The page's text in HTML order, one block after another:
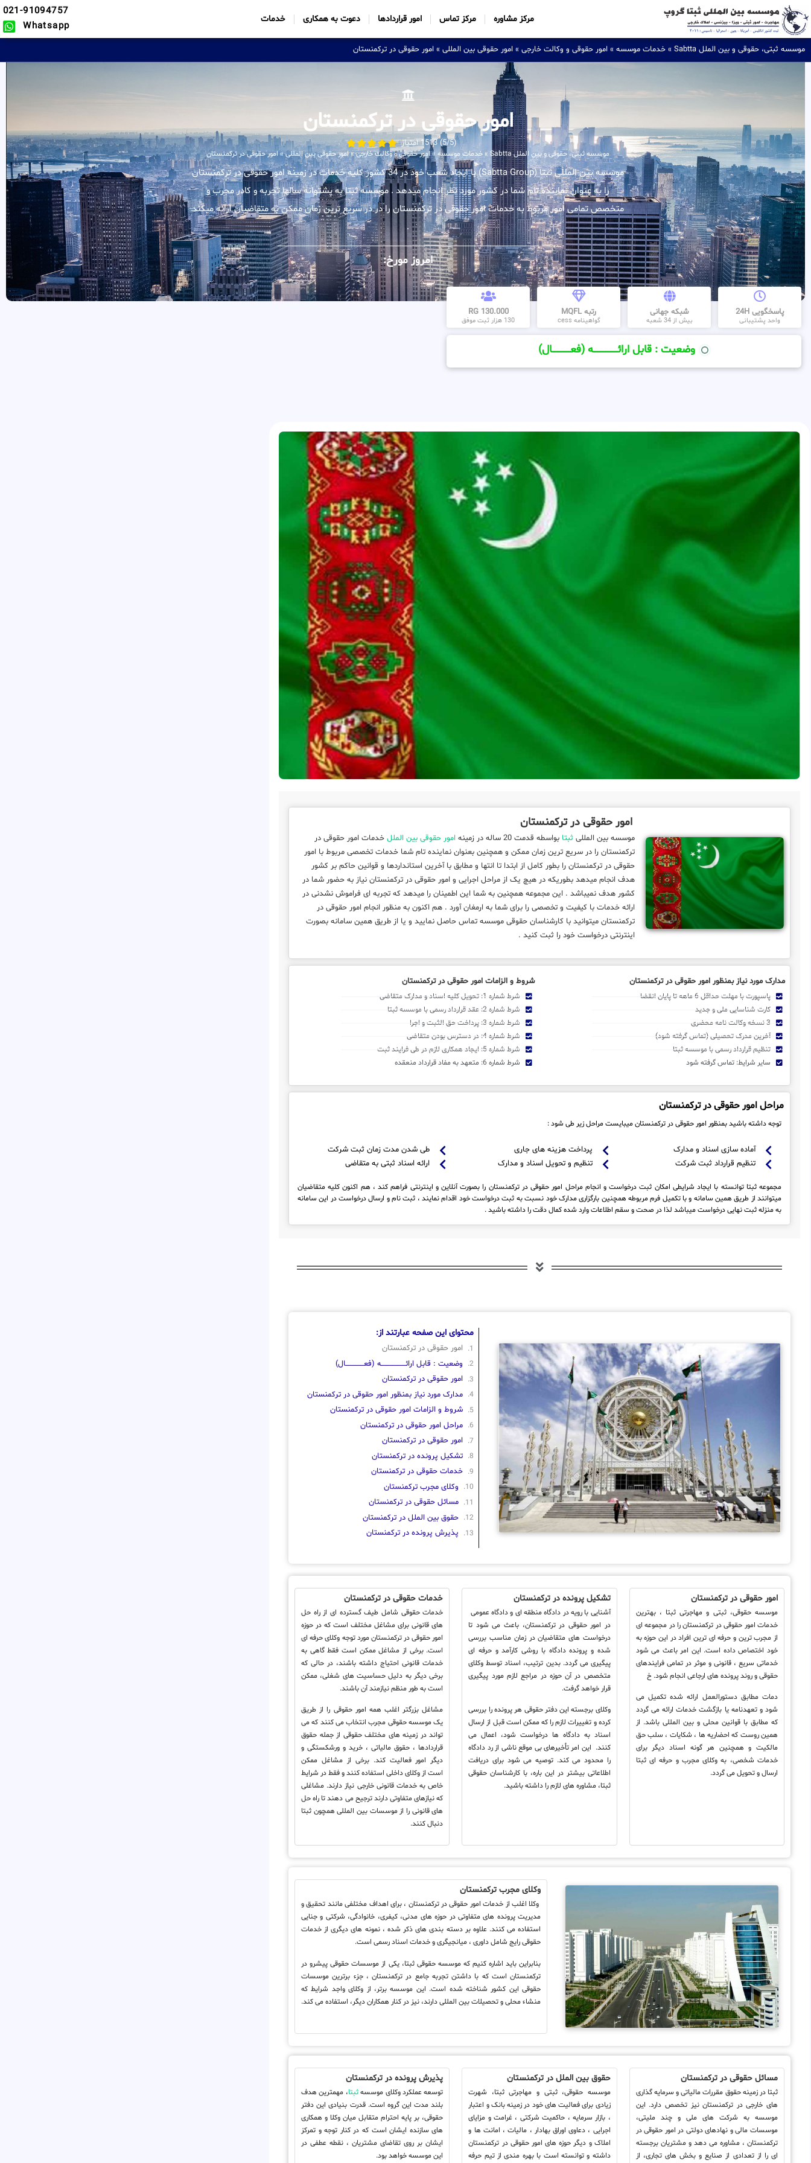
مرکز مشاوره مرکز تماس امور قراردادها دعوت به همکاری خدمات
021-91094757
Whatsapp
موسسه ثبتی، حقوقی و بین الملل Sabtta » خدمات موسسه » امور حقوقی و وکالت خارجی » امور حقوقی بین المللی » امور حقوقی در ترکمنستان
امور حقوقی در ترکمنستان
(5/5) 1513 امتیاز
موسسه ثبتی، حقوقی و بین الملل Sabtta » خدمات موسسه»امور حقوقی و وکالت خارجی»امور حقوقی بین المللی»امور حقوقی در ترکمنستان
موسسه بین المللی ثبتا (Sabtta Group) با ایجاد شعب خود در 34 کشور کلیه خدمات در زمینه امور حقوقی در ترکمنستان
را به عنوان نماینده تام شما در کشور مورد نظر انجام میدهد . موسسه ثبتا به پشتوانه سالها تجربه و کادر مجرب و
متخصص تمامی امور مربوط به خدمات امور حقوقی در ترکمنستان را در در سریع ترین زمان ممکن به متقاضیان ارائه میکند
.
امروز مورخ:
پاسخگویی 24H
واحد پشتیبانی
شبکه جهانی
بیش از 34 شعبه
رتبه MQFL
گواهینامه cess
130.000 RG
130 هزار ثبت موفق
وضعیت : قابل ارائــــــــــــــــــــه (فعـــــــــــــــال)
امور حقوقی در ترکمنستان
موسسه بین المللی ثبتا بواسطه قدمت 20 ساله در زمینه امور حقوقی بین الملل خدمات امور حقوقی در
ترکمنستان را در سریع ترین زمان ممکن و همچنین بعنوان نماینده تام شما خدمات تخصصی مربوط با امور
حقوقی در ترکمنستان را بطور کامل از ابتدا تا انتها و مطابق با آخرین استانداردها و قوانین حاکم بر کشور
هدف انجام میدهد بطوریکه در هیچ یک از مراحل اجرایی و امور حقوقی در ترکمنستان نیاز به حضور شما در
کشور هدف نمیباشد . این مجموعه همچنین به شما این اطمینان را میدهد که تجربه ای فراموش نشدنی در
ارائه خدمات با کیفیت و تخصصی را برای شما به ارمغان آورد . هم اکنون به منظور انجام امور حقوقی در
ترکمنستان میتوانید با کارشناسان حقوقی موسسه تماس حاصل نمایید و یا از طریق همین سامانه بصورت
اینترنتی درخواست خود را ثبت کنید .
مدارک مورد نیاز بمنظور امور حقوقی در ترکمنستان
پاسپورت با مهلت حداقل 6 ماهه تا پایان انقضا
کارت شناسایی ملی و جدید
3 نسخه وکالت نامه محضری
آخرین مدرک تحصیلی (تماس گرفته شود)
تنظیم قرارداد رسمی با موسسه ثبتا
سایر شرایط: تماس گرفته شود
شروط و الزامات امور حقوقی در ترکمنستان
شرط شماره 1: تحویل کلیه اسناد و مدارک متقاضی
شرط شماره 2: عقد قرارداد رسمی با موسسه ثبتا
شرط شماره 3: پرداخت حق الثبت و اجرا
شرط شماره 4: در دسترس بودن متقاضی
شرط شماره 5: ایجاد همکاری لازم در طی فرایند ثبت
شرط شماره 6: متعهد به مفاد قرارداد منعقده
مراحل امور حقوقی در ترکمنستان
توجه داشته باشید بمنظور امور حقوقی در ترکمنستان میبایست مراحل زیر طی شود :
آماده سازی اسناد و مدارک
تنظیم قرارداد ثبت شرکت
پرداخت هزینه های جاری
تنظیم و تحویل اسناد و مدارک
طی شدن مدت زمان ثبت شرکت
ارائه اسناد ثبتی به متقاضی
مجموعه ثبتا توانسته با ایجاد شرایطی امکان ثبت درخواست و انجام مراحل امور حقوقی در ترکمنستان را بصورت آنلاین و اینترنتی فراهم کند ، هم اکنون کلیه متقاضیان
میتوانند از طریق همین سامانه و با تکمیل فرم مربوطه همچنین بارگزاری مدارک خود نسبت به ثبت درخواست خود اقدام نمایند ، ثبت نام و ارسال درخواست در این سامانه
به منزله ثبت نهایی درخواست میباشد لذا در صحت و سقم اطلاعات وارد شده کمال دقت را داشته باشید .
محتوای این صفحه عبارتند از:
امور حقوقی در ترکمنستان
وضعیت : قابل ارائــــــــــــــــــــه (فعـــــــــــــــال)
امور حقوقی در ترکمنستان
مدارک مورد نیاز بمنظور امور حقوقی در ترکمنستان
شروط و الزامات امور حقوقی در ترکمنستان
مراحل امور حقوقی در ترکمنستان
امور حقوقی در ترکمنستان
تشکیل پرونده در ترکمنستان
خدمات حقوقی در ترکمنستان
وکلای مجرب ترکمنستان
مسائل حقوقی در ترکمنستان
حقوق بین الملل در ترکمنستان
پذیرش پرونده در ترکمنستان
امور حقوقی در ترکمنستان
موسسه حقوقی، ثبتی و مهاجرتی ثبتا ، بهترین
خدمات امور حقوقی در ترکمنستان را در مجموعه ای
از مجرب ترین و حرفه ای ترین افراد در این حوزه به
خود اختصاص داده است. این امر باعث می شود
خدماتی سریع ، قانونی و موثر در تمامی فرایندهای
حقوقی و روند پرونده های ارجاعی انجام شود. خ
دمات مطابق دستورالعمل ارائه شده تکمیل می
شود و تعهدنامه یا بازگشت خدمات ارائه می گردد
که مطابق با قوانین محلی و بین المللی باشد. از
همین روست که احضاریه ها ، شکایات ، سلب حق
مالکیت و همچنین هر گونه اسناد دیگر برای
خدمات شخصی، به وکلای مجرب و حرفه ای ثبتا
ارسال و تحویل می گردد.
تشکیل پرونده در ترکمنستان
آشنایی با رویه در دادگاه منطقه ای و دادگاه عمومی
در امور حقوقی در ترکمنستان، باعث می شود تا
درخواست های متقاضیان در زمان مناسب بررسی
شده و پرونده دادگاه با روشی کارآمد و حرفه ای
پیگیری می گردد. بدین ترتیب، اسناد توسط وکلای
متخصص در آن حوزه در مراجع لازم مورد پیگیری
قرار خواهد گرفت.
وکلای برجسته این دفتر حقوقی هر پرونده را بررسی
کرده و تغییرات لازم را که ممکن است قبل از ارسال
اسناد به دادگاه ها درخواست شود، اعمال می
کنند. این امر تأخیرهای بی موقع ناشی از رد دادگاه
را محدود می کند. توصیه می شود برای دریافت
اطلاعاتی بیشتر در این باره، با کارشناسان حقوقی
ثبتا، مشاوره های لازم را داشته باشید.
خدمات حقوقی در ترکمنستان
خدمات حقوقی شامل طیف گسترده ای از راه حل
های قانونی برای مشاغل مختلف است که در حوزه
امور حقوقی در ترکمنستان مورد توجه وکلای حرفه ای
است. برخی از مشاغل ممکن است فقط گاهی به
خدمات قانونی احتیاج داشته باشند، در حالی که
برخی دیگر به دلیل حساسیت های شغلی، ممکن
است به طور منظم نیازمند آن باشند.
مشاغل بزرگتر اغلب همه امور حقوقی را از طریق
یک موسسه حقوقی مجرب انتخاب می کنند که می
تواند در زمینه های مختلف حقوقی از جمله حقوق
قراردادها ، حقوق مالیاتی ، خرید و ورشکستگی و
دیگر امور فعالیت کند. برخی از مشاغل ممکن
است از وکلای داخلی استفاده کنند و فقط در شرایط
خاص به خدمات قانونی خارجی نیاز دارند. مشاغلی
که نیازهای متفاوتی دارند ترجیح می دهند تا راه حل
های قانونی را از موسسات بین المللی همچون ثبتا
دنبال کنند.
وکلای مجرب ترکمنستان
وکلا اغلب از خدمات امور حقوقی در ترکمنستان ، برای اهداف مختلفی مانند تحقیق و
مدیریت پرونده های متفاوتی در حوزه های مدنی، کیفری، خانوادگی، شرکتی و جنایی
استفاده می کنند. علاوه بر دسته بندی های ذکر شده ، نمونه های دیگری از خدمات
حقوقی رایج شامل داوری ، میانجیگری و خدمات اسناد رسمی است.
بنابراین باید اشاره کنیم که موسسه حقوقی ثبتا، یکی از موسسات حقوقی پیشرو در
ترکمنستان است که با داشتن تجربه جامع در ترکمنستان ، جزء برترین موسسات
حقوقی این کشور شناخته شده است. این موسسه برتر، از وکلای واجد شرایط که
منشاء محلی و تحصیلات بین المللی دارند، نیز در کنار همکاران دیگر، استفاده می کند.
مسائل حقوقی در ترکمنستان
ثبتا در زمینه حقوق مقررات مالیاتی و سرمایه گذاری
های خارجی در ترکمنستان نیز تخصص دارد. این
موسسه به شرکت های ملی و چند ملیتی،
موسسات مالی و نهادهای دولتی در امور حقوقی در
ترکمنستان ، مشاوره می دهد و مشتریان برجسته
ای را از تعدادی از صنایع و بخش های تجاری، از
حقوق بین الملل در ترکمنستان
موسسه حقوقی، ثبتی و مهاجرتی ثبتا، شهرت
زیادی برای فعالیت های خود در زمینه بانک و اعتبار
، بازار سرمایه ، حاکمیت شرکتی ، غرامت و مزایای
اجرایی ، دعاوی اوراق بهادار ، مالیات ، امانت ها و
املاک و دیگر حوزه های امور حقوقی در ترکمنستان
داشته و توانسته است با بهره مندی از تیم حرفه
پذیرش پرونده در ترکمنستان
توسعه عملکرد وکلای موسسهثبتا، مهمترین هدف
بلند مدت این گروه است. قدرت بنیادی این دفتر
حقوقی، بر پایه احترام متقابل میان وکلا و همکاری
های سازنده ایشان است که در کنار توجه و تمرکز
ایشان بر روی تقاضای مشتریان ، نقطه عطفی در
این موسسه خواهد بود.